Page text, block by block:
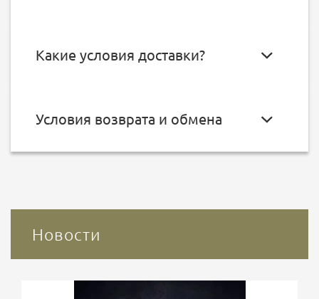
Какие условия доставки?
Условия возврата и обмена
Новости